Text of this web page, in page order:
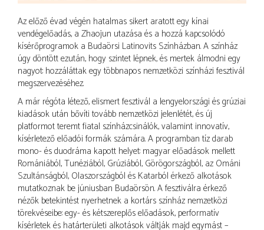
Az előző évad végén hatalmas sikert aratott egy kínai
vendégelőadás, a Zhaojun utazása és a hozzá kapcsolódó
kísérőprogramok a Budaörsi Latinovits Színházban. A színház
úgy döntött ezután, hogy szintet lépnek, és mertek álmodni egy
nagyot: hozzáláttak egy többnapos nemzetközi színházi fesztivál
megszervezéséhez.
A már régóta létező, elismert fesztivál a lengyelországi és grúziai
kiadások után bővíti tovább nemzetközi jelenlétét, és új
platformot teremt fiatal színházcsinálók, valamint innovatív,
kísérletező előadói formák számára. A programban tíz darab
mono- és duodráma kapott helyet: magyar előadások mellett
Romániából, Tunéziából, Grúziából, Görögországból, az Ománi
Szultánságból, Olaszországból és Katarból érkező alkotások
mutatkoznak be júniusban Budaörsön. A fesztiválra érkező
nézők betekintést nyerhetnek a kortárs színház nemzetközi
törekvéseibe: egy- és kétszereplős előadások, performatív
kísérletek és határterületi alkotások váltják majd egymást –